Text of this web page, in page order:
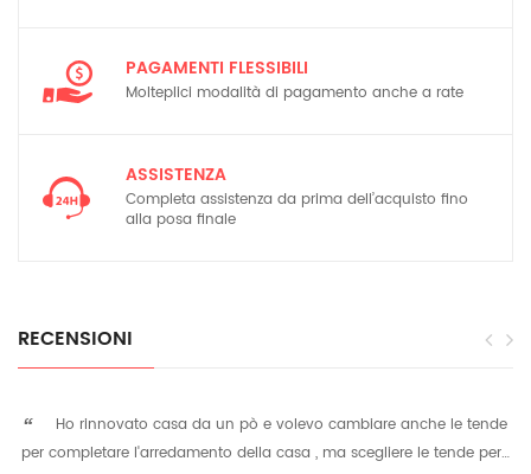
PAGAMENTI FLESSIBILI
Molteplici modalità di pagamento anche a rate
ASSISTENZA
Completa assistenza da prima dell’acquisto fino
alla posa finale
RECENSIONI
Ho rinnovato casa da un pò e volevo cambiare anche le tende
per completare l'arredamento della casa , ma scegliere le tende per…